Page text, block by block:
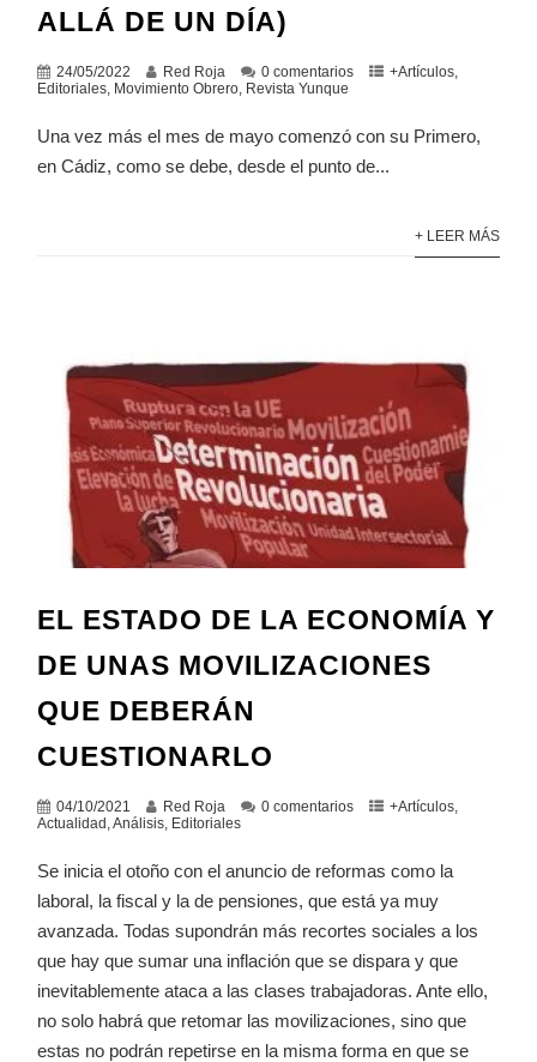
ALLÁ DE UN DÍA)
24/05/2022 Red Roja 0 comentarios +Artículos,
Editoriales, Movimiento Obrero, Revista Yunque
Una vez más el mes de mayo comenzó con su Primero,
en Cádiz, como se debe, desde el punto de...
+ LEER MÁS
EL ESTADO DE LA ECONOMÍA Y
DE UNAS MOVILIZACIONES
QUE DEBERÁN
CUESTIONARLO
04/10/2021 Red Roja 0 comentarios +Artículos,
Actualidad ,Análisis, Editoriales
Se inicia el otoño con el anuncio de reformas como la
laboral, la fiscal y la de pensiones, que está ya muy
avanzada. Todas supondrán más recortes sociales a los
que hay que sumar una inflación que se dispara y que
inevitablemente ataca a las clases trabajadoras. Ante ello,
no solo habrá que retomar las movilizaciones, sino que
estas no podrán repetirse en la misma forma en que se